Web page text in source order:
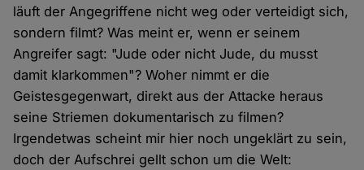
läuft der Angegriffene nicht weg oder verteidigt sich,
sondern filmt? Was meint er, wenn er seinem
Angreifer sagt: "Jude oder nicht Jude, du musst
damit klarkommen"? Woher nimmt er die
Geistesgegenwart, direkt aus der Attacke heraus
seine Striemen dokumentarisch zu filmen?
Irgendetwas scheint mir hier noch ungeklärt zu sein,
doch der Aufschrei gellt schon um die Welt: